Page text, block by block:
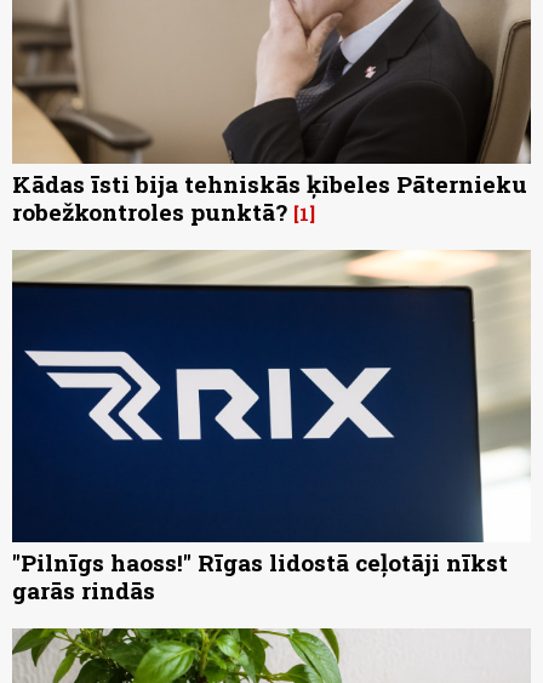
Kādas īsti bija tehniskās ķibeles Pāternieku
robežkontroles punktā? 1
"Pilnīgs haoss!" Rīgas lidostā ceļotāji nīkst
garās rindās